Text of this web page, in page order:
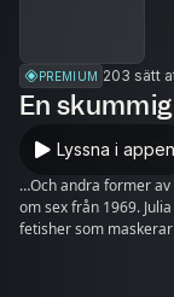
PREMIUM 203 sätt
En
Lyssna i appen
…Och andra former
om sex från 1969.
fetisher som